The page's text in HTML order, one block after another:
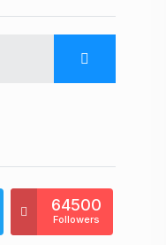
64500
Followers